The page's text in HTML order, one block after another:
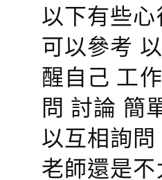
以下有些
可以參考
醒自己 工
問 討論 簡
以互相詢
老師還是